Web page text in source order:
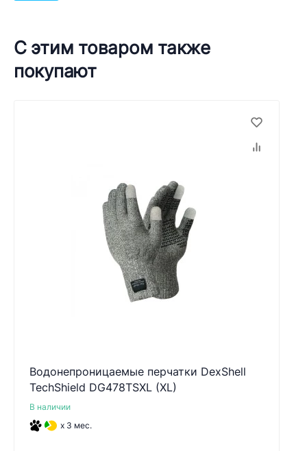
С этим товаром также
покупают
Водонепроницаемые перчатки DexShell
TechShield DG478TSXL (XL)
В наличии
x 3 мес.